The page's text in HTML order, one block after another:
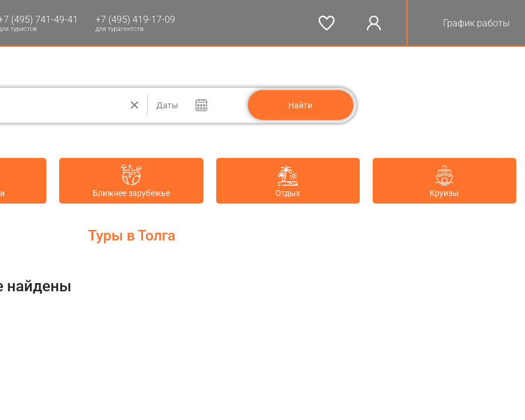
(495) 741-49-41
туристов
+7 (495) 419-17-09
для турагентств
График работы
Даты
Ближнее зарубежье Отдых Круизы
Туры в Толга
найдены